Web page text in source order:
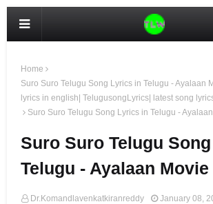
Home
Suro Suro Telugu Song Lyrics in Telugu - Ayalaan
lyrics in english| TelugusongLyrics| latest song
Suro Suro Telugu Song Lyrics in Telugu -
Suro Suro Telugu
Telugu - Ayalaan Movie
Dr.Komandlavenkatkiranreddy January 08,